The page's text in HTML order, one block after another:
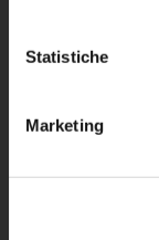
Statistiche
Marketing